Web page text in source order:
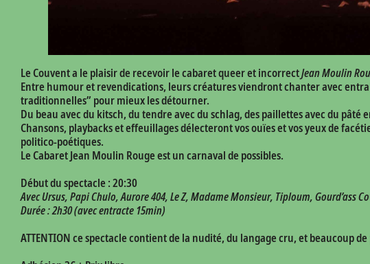
Le Couvent a le plaisir de recevoir le cabaret queer et incorrectJean Moulin
Entre humour et revendications, leurs créatures viendront chanter avec
traditionnelles” pour mieux les détourner.
Du beau avec du kitsch, du tendre avec du schlag, des paillettes avec du
Chansons, playbacks et effeuillages délecteront vos ouïes et vos yeux de
politico-poétiques.
Le Cabaret Jean Moulin Rouge est un carnaval de possibles.
Début du spectacle : 20:30
Avec Ursus, Papi Chulo, Aurore 404, Le Z, Madame Monsieur, Tiploum, Gourd’ass
Durée : 2h30 (avec entracte 15min)
ATTENTION ce spectacle contient de la nudité, du langage cru, et beaucoup de